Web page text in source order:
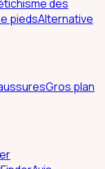
des
piedsAlternative
Gros plan